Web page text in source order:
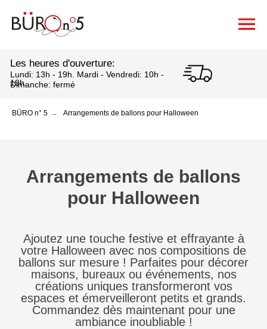
19h.
Dimanche: fermé
BÜRO n° 5 → Arrangements de ballons pour Halloween
Arrangements de ballons
pour Halloween
Ajoutez une touche festive et effrayante à
votre Halloween avec nos compositions de
ballons sur mesure ! Parfaites pour décorer
maisons, bureaux ou événements, nos
créations uniques transformeront vos
espaces et émerveilleront petits et grands.
Commandez dès maintenant pour une
ambiance inoubliable !